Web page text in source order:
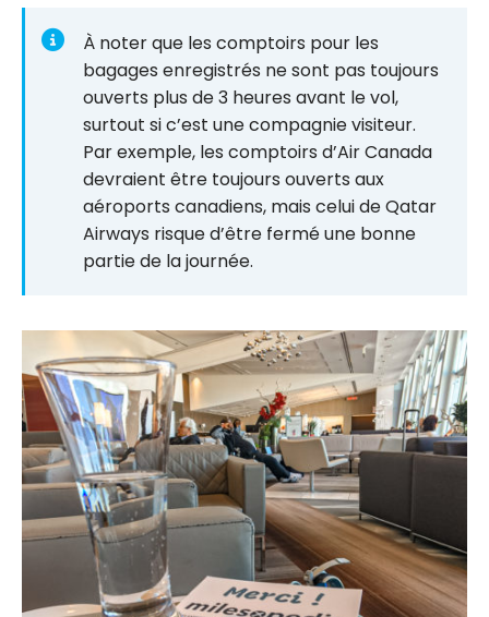
utiliser ?
accéder
aux salons
d’aéroport
À noter que les comptoirs pour les
bagages enregistrés ne sont pas toujours
ouverts plus de 3 heures avant le vol,
surtout si c’est une compagnie visiteur.
Par exemple, les comptoirs d’Air Canada
devraient être toujours ouverts aux
aéroports canadiens, mais celui de Qatar
Airways risque d’être fermé une bonne
partie de la journée.